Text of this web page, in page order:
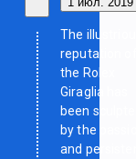
The
reputation
the Rolex
Giraglia has
been
by the
and